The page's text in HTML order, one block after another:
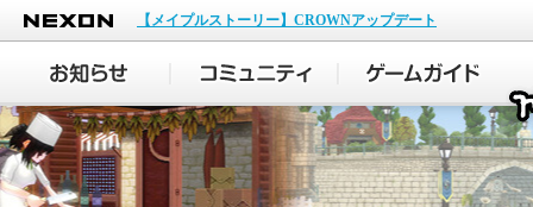
NEXON
【メイプルストーリー】CROWNアップデート